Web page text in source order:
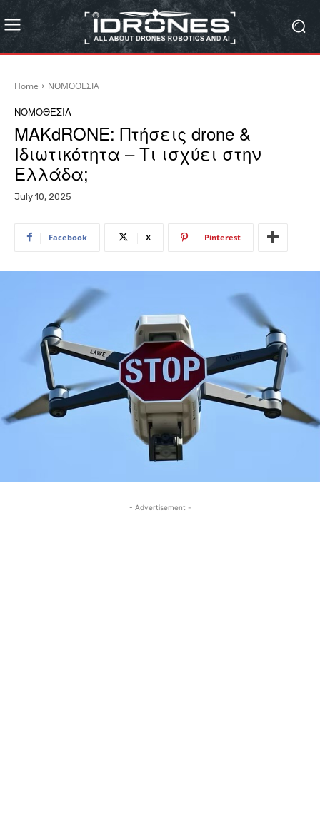
Home ΝΟΜΟΘΕΣΙΑ
ΝΟΜΟΘΕΣΙΑ
MAKdRONE: Πτήσεις drone &
Ιδιωτικότητα – Tι ισχύει στην
Ελλάδα;
July 10, 2025
Facebook X Pinterest
- Advertisement -